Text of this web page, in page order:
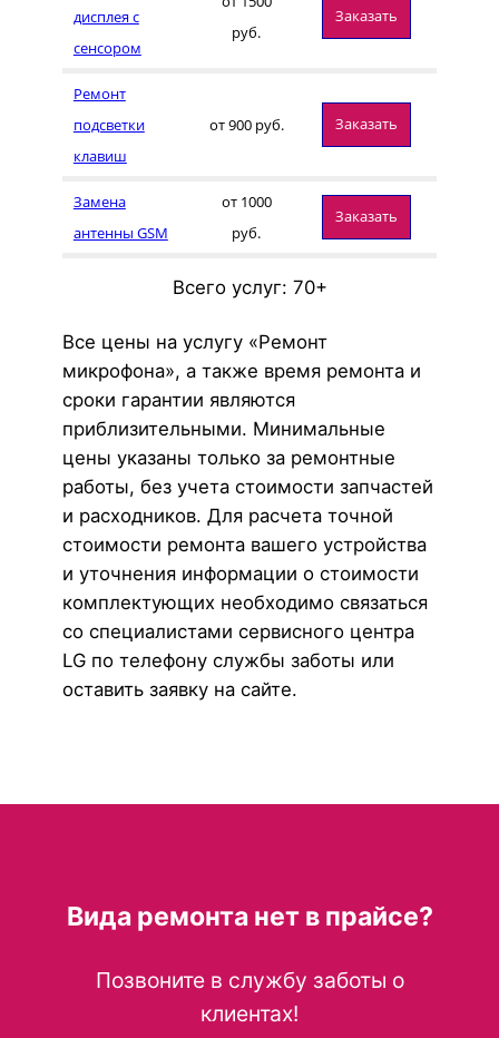
дисплея с
сенсором
руб.
Заказать
Ремонт
подсветки
клавиш
от 900 руб. Заказать
Замена
антенны GSM
от 1000
руб.
Заказать
Всего услуг: 70+
Все цены на услугу «Ремонт
микрофона», а также время ремонта и
сроки гарантии являются
приблизительными. Минимальные
цены указаны только за ремонтные
работы, без учета стоимости запчастей
и расходников. Для расчета точной
стоимости ремонта вашего устройства
и уточнения информации о стоимости
комплектующих необходимо связаться
со специалистами сервисного центра
LG по телефону службы заботы или
оставить заявку на сайте.
Вида ремонта нет в прайсе?
Позвоните в службу заботы о
клиентах!